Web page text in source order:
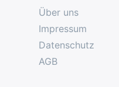
Über uns
Impressum
Datenschutz
AGB